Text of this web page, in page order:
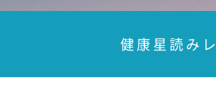
健康星読み